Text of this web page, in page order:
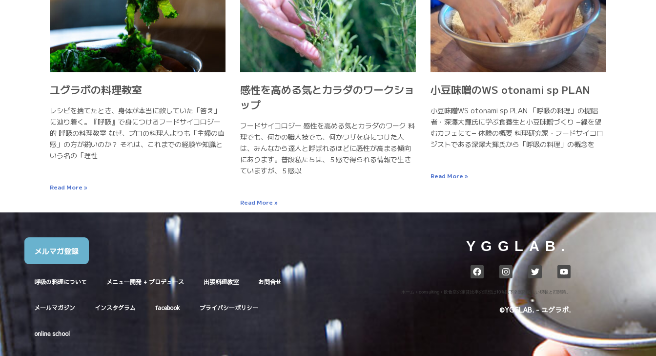
ユグラボの料理教室
レシピを捨てたとき、身体が本当に欲していた「答え」
に辿り着く。『呼吸』で身につけるフードサイコロジー
的 呼吸の料理教室 なぜ、プロの料理人よりも「主婦の直
感」の方が鋭いのか？ それは、これまでの経験や知識と
いう名の「理性
Read More »
感性を高める気とカラダのワークショ
ップ
フードサイコロジー 感性を高める気とカラダのワーク 料
理でも、何かの職人技でも、何かワザを身につけた人
は、みんなから達人と呼ばれるほどに感性が高まる傾向
にあります。普段私たちは、５感で得られる情報で生き
ていますが、５感以
Read More »
小豆味噌のWS otonami sp PLAN
小豆味噌WS otonami sp PLAN 「呼吸の料理」の提唱
者・深澤大輝氏に学ぶ食養生と小豆味噌づくり −緑を望
むカフェにて− 体験の概要 料理研究家・フードサイコロ
ジストである深澤大輝氏から「呼吸の料理」の概念を
Read More »
メルマガ登録
呼吸の料理について メニュー開発 + プロデュース 出張料理教室 お問合せ
メールマガジン インスタグラム facebook プライバシーポリシー
online school
YGGLAB.
ホーム › consulting › 飲食店の家賃比率の理想は10%以下？実際厳しい現状と打開策。
©YGGLAB. - ユグラボ.